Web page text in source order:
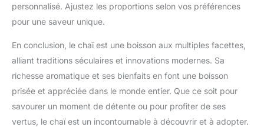
personnalisé. Ajustez les proportions selon vos préférences
pour une saveur unique.
En conclusion, le chaï est une boisson aux multiples facettes,
alliant traditions séculaires et innovations modernes. Sa
richesse aromatique et ses bienfaits en font une boisson
prisée et appréciée dans le monde entier. Que ce soit pour
savourer un moment de détente ou pour profiter de ses
vertus, le chaï est un incontournable à découvrir et à adopter.